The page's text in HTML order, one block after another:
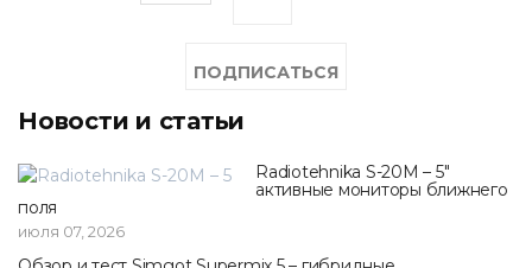
Новости и статьи
Radiotehnika S-20M – 5"
активные мониторы ближнего
поля
июля 07, 2026